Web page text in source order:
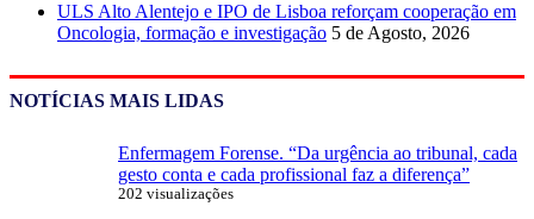
ULS Alto Alentejo e IPO de Lisboa reforçam cooperação em
Oncologia, formação e investigação 5 de Agosto, 2026
NOTÍCIAS MAIS LIDAS
Enfermagem Forense. “Da urgência ao tribunal, cada
gesto conta e cada profissional faz a diferença”
202 visualizações